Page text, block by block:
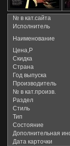
№ в кат.сайта
Исполнитель
Наименование
Цена,Р
Скидка
Страна
Год выпуска
Производитель
№ в кат.произв.
Раздел
Стиль
Тип
Состояние
Дополнительная
Дата карточки